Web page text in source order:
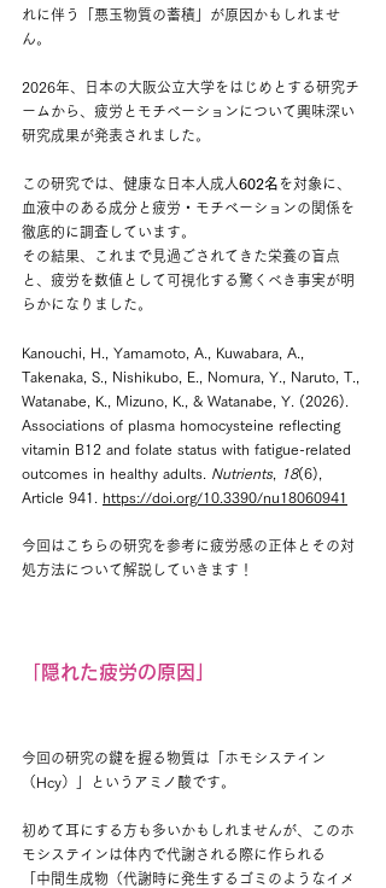
れに伴う「悪玉物質の蓄積」が原因かもしれませ
ん。
2026年、日本の大阪公立大学をはじめとする研究チ
ームから、疲労とモチベーションについて興味深い
研究成果が発表されました。
この研究では、健康な日本人成人 602名 を対象に、
血液中のある成分と疲労・モチベーションの関係を
徹底的に調査しています。
その結果、これまで見過ごされてきた栄養の盲点
と、疲労を数値として可視化する驚くべき事実が明
らかになりました。
Kanouchi, H., Yamamoto, A., Kuwabara, A.,
Takenaka, S., Nishikubo, E., Nomura, Y., Naruto, T.,
Watanabe, K., Mizuno, K., & Watanabe, Y. (2026).
Associations of plasma homocysteine reflecting
vitamin B12 and folate status with fatigue-related
outcomes in healthy adults. Nutrients 18(6),
Article 941. https://doi.org/10.3390/nu18060941
今回はこちらの研究を参考に疲労感の正体とその対
処方法について解説していきます！
「隠れた疲労の原因」
今回の研究の鍵を握る物質は「ホモシステイン
（Hcy）」というアミノ酸です。
初めて耳にする方も多いかもしれませんが、このホ
モシステインは体内で代謝される際に作られる
「中間生成物（代謝時に発生するゴミのようなイメ